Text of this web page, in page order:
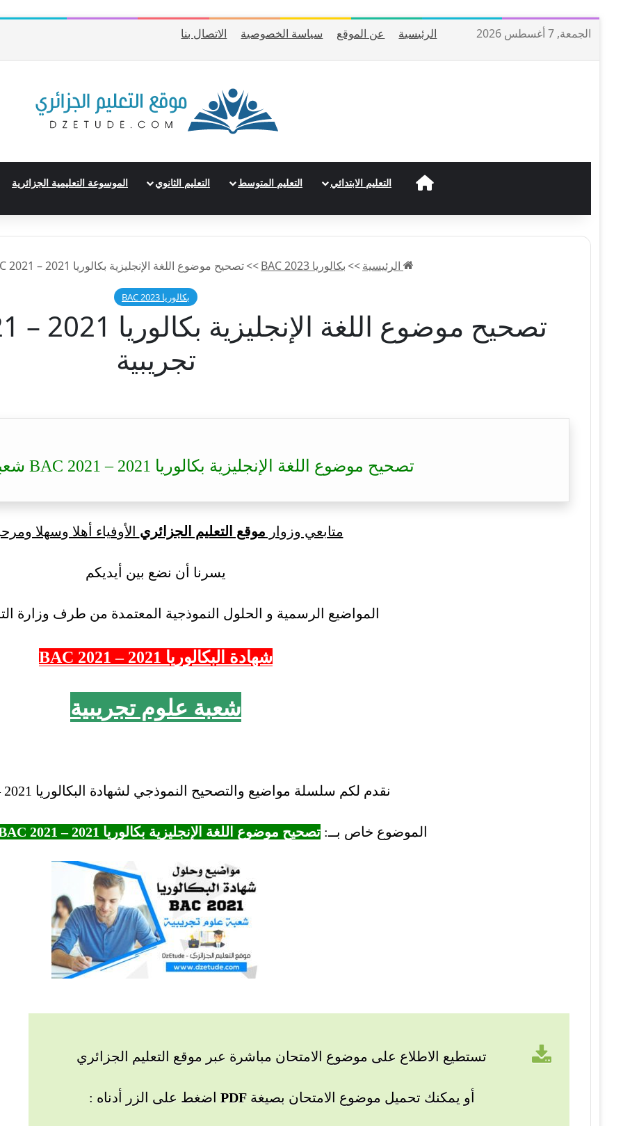
الجمعة, 7 أغسطس 2026 الرئيسية عن الموقع سياسة الخصوصية الاتصال بنا
الرئيسيةالتعليم الابتدائي التعليم المتوسط التعليم الثانوي الموسوعة التعليمية الجزائرية
الرئيسية>>بكالوريا 2023 BAC >>تصحيح موضوع اللغة الإنجليزية بكالوريا 2021 – BAC 2021 شعبة علوم تجريبية
بكالوريا 2023 BAC
تجريبية
تصحيح موضوع اللغة الإنجليزية بكالوريا 2021 – BAC 2021 شعبة علوم تجريبية
متابعي وزوار موقع التعليم الجزائري الأوفياء أهلا وسهلا
يسرنا أن نضع بين أيديكم
المواضيع الرسمية و الحلول النموذجية المعتمدة من طرف وزارة
شهادة البكالوريا 2021 – 2021 BAC
شعبة علوم تجريبية
نقدم لكم سلسلة مواضيع والتصحيح النموذجي لشهادة البكالوريا 2021 – BAC “2021.
الموضوع خاص بــ: تصحيح موضوع اللغة الإنجليزية بكالوريا 2021 – BAC 2021 شعبة علوم تجريبية
تستطيع الاطلاع على موضوع الامتحان مباشرة عبر موقع التعليم الجزائري
أو يمكنك تحميل موضوع الامتحان بصيغةPDF اضغط على الزر أدناه :